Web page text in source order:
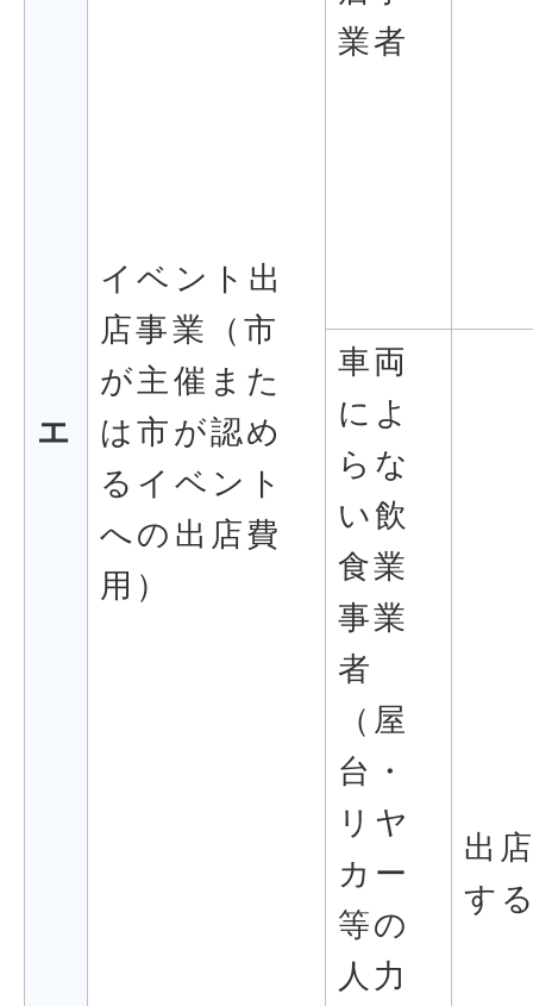
エ
イベント出
店事業（市
が主催また
は市が認め
るイベント
への出店費
用）
業者
車両
によ
らな
い飲
食業
事業
者
（屋
台・
リヤ
カー
等の
人力
出
す